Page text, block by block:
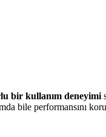
bir kullanım deneyimi
bile performansını